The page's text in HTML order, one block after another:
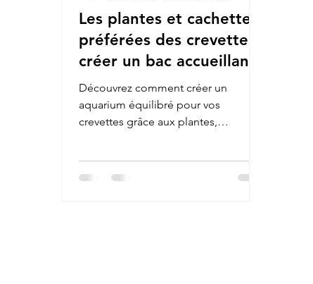
Les plantes et cachettes
préférées des crevettes :
créer un bac accueillant
et équilibré
Découvrez comment créer un
aquarium équilibré pour vos
crevettes grâce aux plantes,
santé globale de l’écosystème